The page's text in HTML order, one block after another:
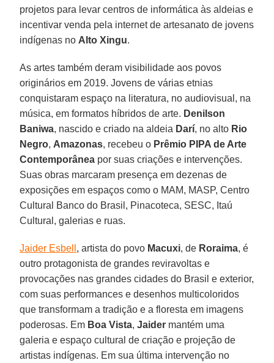
projetos para levar centros de informática às aldeias e
incentivar venda pela internet de artesanato de jovens
indígenas no Alto Xingu.
As artes também deram visibilidade aos povos
originários em 2019. Jovens de várias etnias
conquistaram espaço na literatura, no audiovisual, na
música, em formatos híbridos de arte. Denilson
Baniwa, nascido e criado na aldeia Darí, no alto Rio
Negro, Amazonas, recebeu o Prêmio PIPA de Arte
Contemporânea por suas criações e intervenções.
Suas obras marcaram presença em dezenas de
exposições em espaços como o MAM, MASP, Centro
Cultural Banco do Brasil, Pinacoteca, SESC, Itaú
Cultural, galerias e ruas.
Jaider Esbell , artista do povo Macuxi, de Roraima, é
outro protagonista de grandes reviravoltas e
provocações nas grandes cidades do Brasil e exterior,
com suas performances e desenhos multicoloridos
que transformam a tradição e a floresta em imagens
poderosas. Em Boa Vista,Jaider mantém uma
galeria e espaço cultural de criação e projeção de
artistas indígenas. Em sua última intervenção no